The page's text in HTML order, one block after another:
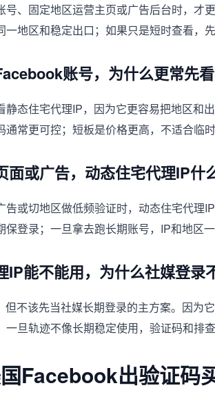
号、固定地区运营主页或广告后台时，才
一地区和稳定出口；如果只是短时查看，
账号，为什么更常先
静态住宅代理IP，因为它更容易把地区和
常更可控；短板是价格更高，不适合临
面或广告，动态住宅代理IP什
告或切地区做低频验证时，动态住宅代理
保登录；一旦拿去跑长期账号，IP和地区
IP能不能用，为什么社媒登录
但不该先当社媒长期登录的主方案。因为
一旦轨迹不像长期稳定使用，验证码和排
Facebook出验证码